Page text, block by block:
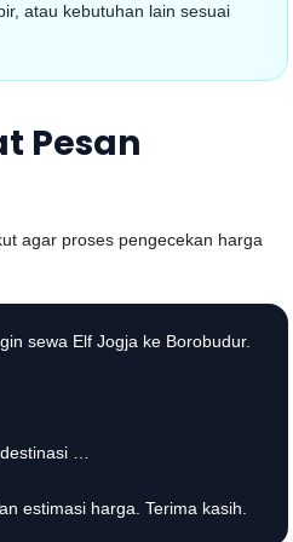
atau kebutuhan lain sesuai
Pesan
agar proses pengecekan harga
sewa Elf Jogja ke Borobudur.
…
estimasi harga. Terima kasih.